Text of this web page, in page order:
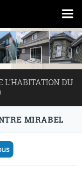
L'HABITATION DU
MIRABEL